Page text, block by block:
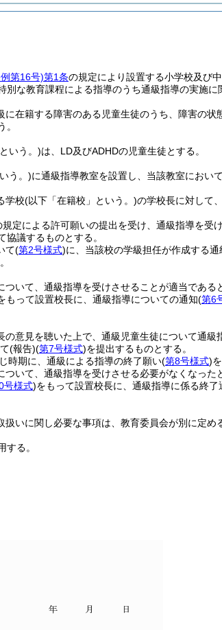
第16号)第1条の規定により設置する小学校及び
別な教育課程による指導のうち通級指導の実施に
在籍する障害のある児童生徒のうち、障害の
。
いう。)は、LD及びADHDの児童生徒とする。
う。)に通級指導教室を設置し、当該教室におい
学校(以下「在籍校」という。)の学校長に対して
規定による許可願いの提出を受け、通級指導を受
協議するものとする。
て(第2号様式)に、当該校の学級担任が作成する
ついて、通級指導を受けさせることが適当であ
もって設置校長に、通級指導についての通知(第6
意見を聴いた上で、通級児童生徒について通
(報告)(第7号様式)を提出するものとする。
時期に、通級による指導の終了願い(第8号様式)
いて、通級指導を受けさせる必要がなくなっ
号様式)をもって設置校長に、通級指導に係る終了
いに関し必要な事項は、教育委員会が別に定め
る。